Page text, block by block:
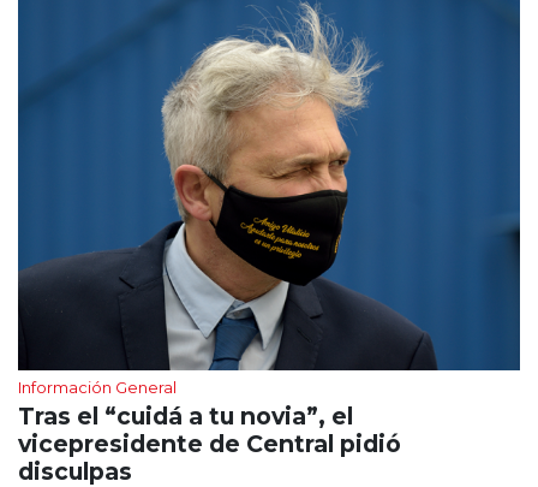
Información General
Tras el “cuidá a tu novia”, el
vicepresidente de Central pidió
disculpas